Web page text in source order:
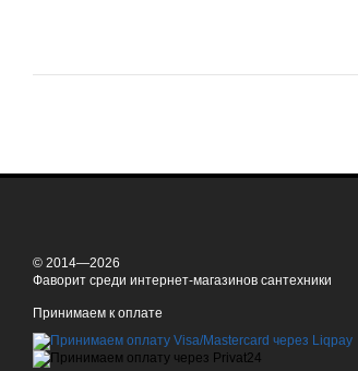
© 2014—2026
Фаворит среди интернет-магазинов сантехники
Принимаем к оплате